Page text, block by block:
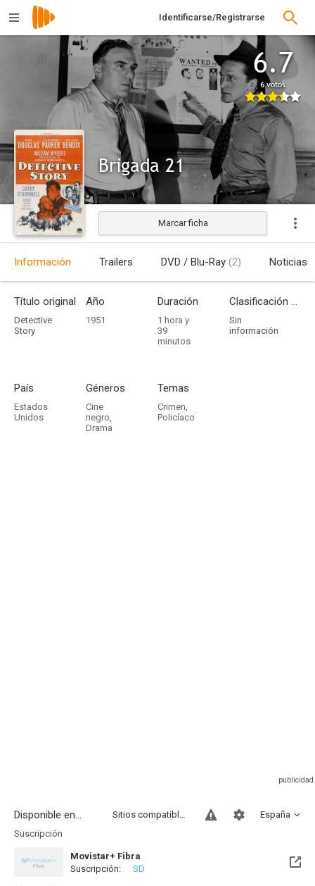
Identificarse/Registrarse
6.7
6 votos
Brigada 21
Estrenada
Marcar ficha
Información Trailers DVD / Blu-Ray (2) Noticias
Título original
Detective
Story
Año
1951
Duración
1 hora y
39
minutos
Clasificación por edades
Sin
información
País
Estados
Unidos
Géneros
Cine
negro,
Drama
Temas
Crimen,
Policíaco
Disponible en... España
Sitios compatibles
Suscripción
Movistar+ Fibra
Próximamente. A partir del Sab, 15 Ago 2026 (En 8 días)
Suscripción: SD